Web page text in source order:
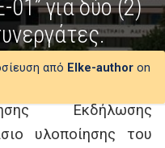
01” για δύο (2)
από Elke-author on
Εκδήλωσης
υλοποίησης του